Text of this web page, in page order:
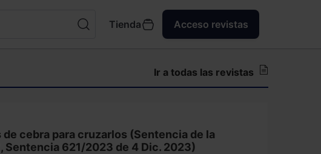
Tienda Acceso revistas
Ir a todas las revistas
cebra para cruzarlos (Sentencia de la
Sentencia 621/2023 de 4 Dic. 2023)